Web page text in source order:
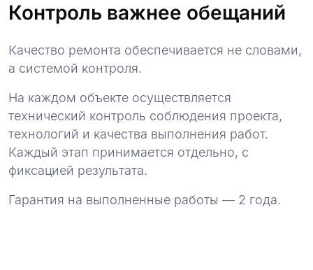
Контроль важнее обещаний
Качество ремонта обеспечивается не словами,
а системой контроля.
На каждом объекте осуществляется
технический контроль соблюдения проекта,
технологий и качества выполнения работ.
Каждый этап принимается отдельно, с
фиксацией результата.
Гарантия на выполненные работы — 2 года.